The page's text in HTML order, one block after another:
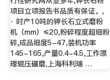
项目立项报告书品质有保证。,
· 时产10吨的钾长石立式磨粉
机（mm）≤20,粉碎程度超细粉
碎,成品细度5-47,装机功率
145-165,产量0.4-4.5,工作原
理辊压碾磨,上海科利瑞 …